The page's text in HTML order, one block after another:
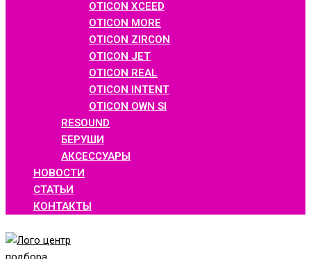
OTICON XCEED
OTICON MORE
OTICON ZIRCON
OTICON JET
OTICON REAL
OTICON INTENT
OTICON OWN SI
RESOUND
БЕРУШИ
АКСЕССУАРЫ
НОВОСТИ
СТАТЬИ
КОНТАКТЫ